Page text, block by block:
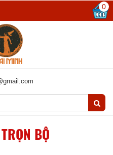
0
BỘ